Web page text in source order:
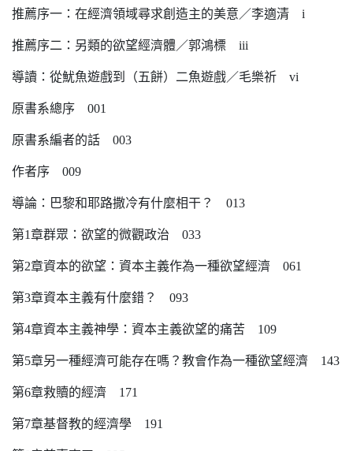
推薦序一：在經濟領域尋求創造主的美意／李適清 i
推薦序二：另類的欲望經濟體／郭鴻標 iii
導讀：從魷魚遊戲到（五餅）二魚遊戲／毛樂祈 vi
原書系總序 001
原書系編者的話 003
作者序 009
導論：巴黎和耶路撒冷有什麼相干？ 013
第1章群眾：欲望的微觀政治 033
第2章資本的欲望：資本主義作為一種欲望經濟 061
第3章資本主義有什麼錯？ 093
第4章資本主義神學：資本主義欲望的痛苦 109
第5章另一種經濟可能存在嗎？教會作為一種欲望經濟 143
第6章救贖的經濟 171
第7章基督教的經濟學 191